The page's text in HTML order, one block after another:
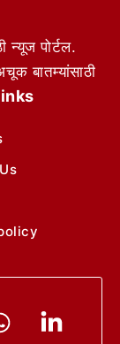
न्यूज पोर्टल.
बातम्यांसाठी